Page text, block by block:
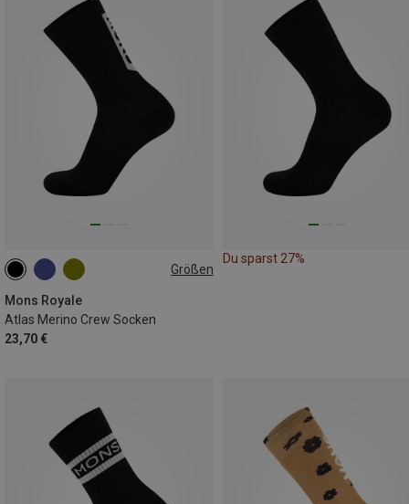
Größen
Mons Royale
Atlas Merino Crew Socken
23,70 €
35|36|37|38
42|43|44
Du sparst 27%